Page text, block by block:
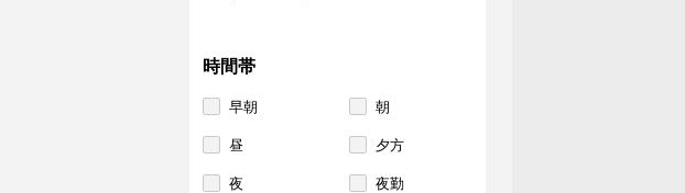
時間帯
早朝 朝
昼 夕方
夜 夜勤